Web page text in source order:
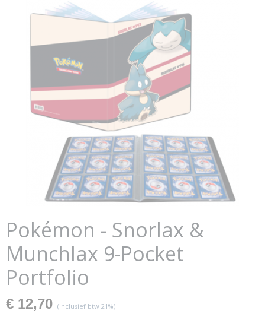
Pokémon - Snorlax &
Munchlax 9-Pocket
Portfolio
€ 12,70 (inclusief btw 21%)